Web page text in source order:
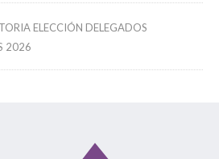
ELECCIÓN DELEGADOS
2026